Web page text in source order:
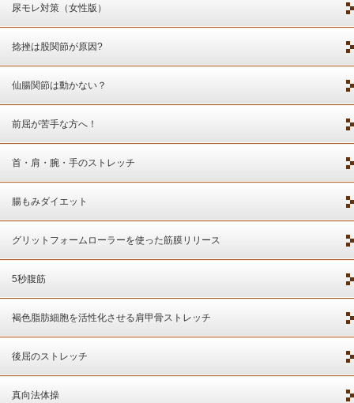
尿モレ対策（女性版）
捻挫は股関節が原因?
仙腸関節は動かない？
前屈が苦手な方へ！
首・肩・腕・手のストレッチ
腸もみダイエット
グリットフォームローラーを使った筋膜リリース
5秒腹筋
褐色脂肪細胞を活性化させる肩甲骨ストレッチ
後屈のストレッチ
真向法体操